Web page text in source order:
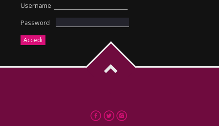
Username
Password